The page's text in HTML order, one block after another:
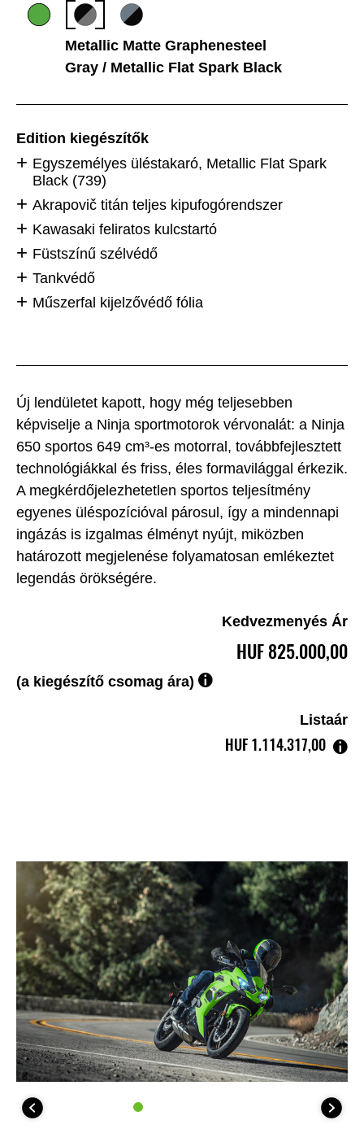
Új lendületet kapott, hogy még teljesebben
képviselje a Ninja sportmotorok vérvonalát: a Ninja
650 sportos 649 cm³-es motorral, továbbfejlesztett
technológiákkal és friss, éles formavilággal érkezik.
A megkérdőjelezhetetlen sportos teljesítmény
egyenes üléspozícióval párosul, így a mindennapi
ingázás is izgalmas élményt nyújt, miközben
határozott megjelenése folyamatosan emlékeztet
legendás örökségére.
Kedvezmenyés Ár
HUF‎ 825.000,00
(a kiegészítő csomag ára)
Listaár
HUF‎ 1.114.317,00
Metallic Matte Graphenesteel
Gray / Metallic Flat Spark Black
Edition kiegészítők
Egyszemélyes üléstakaró, Metallic Flat Spark
Black (739)
Akrapovič titán teljes kipufogórendszer
Kawasaki feliratos kulcstartó
Füstszínű szélvédő
Tankvédő
Műszerfal kijelzővédő fólia